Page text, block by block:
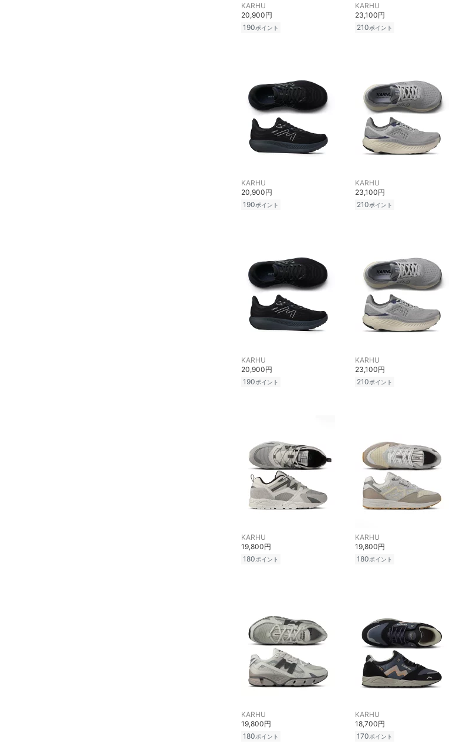
KARHU
20,900円
190ポイント
KARHU
23,100円
210ポイント
KARHU
20,900円
190ポイント
KARHU
23,100円
210ポイント
KARHU
20,900円
190ポイント
KARHU
23,100円
210ポイント
KARHU
19,800円
180ポイント
KARHU
19,800円
180ポイント
KARHU
19,800円
180ポイント
KARHU
18,700円
170ポイント